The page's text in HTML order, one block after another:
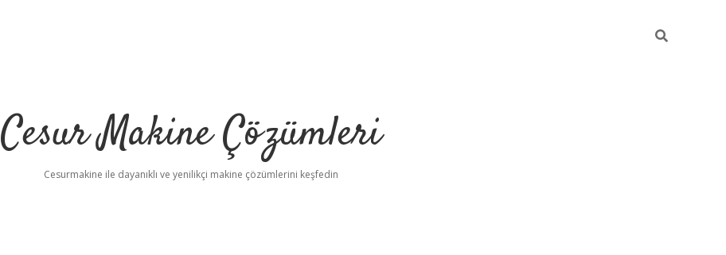
Cesur Makine Çözümleri
Cesurmakine ile dayanıklı ve yenilikçi makine çözümlerini keşfedin